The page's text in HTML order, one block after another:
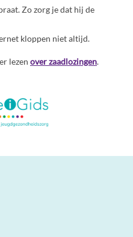
Zo zorg je dat hij de
kloppen niet altijd.
lezen over zaadlozingen.